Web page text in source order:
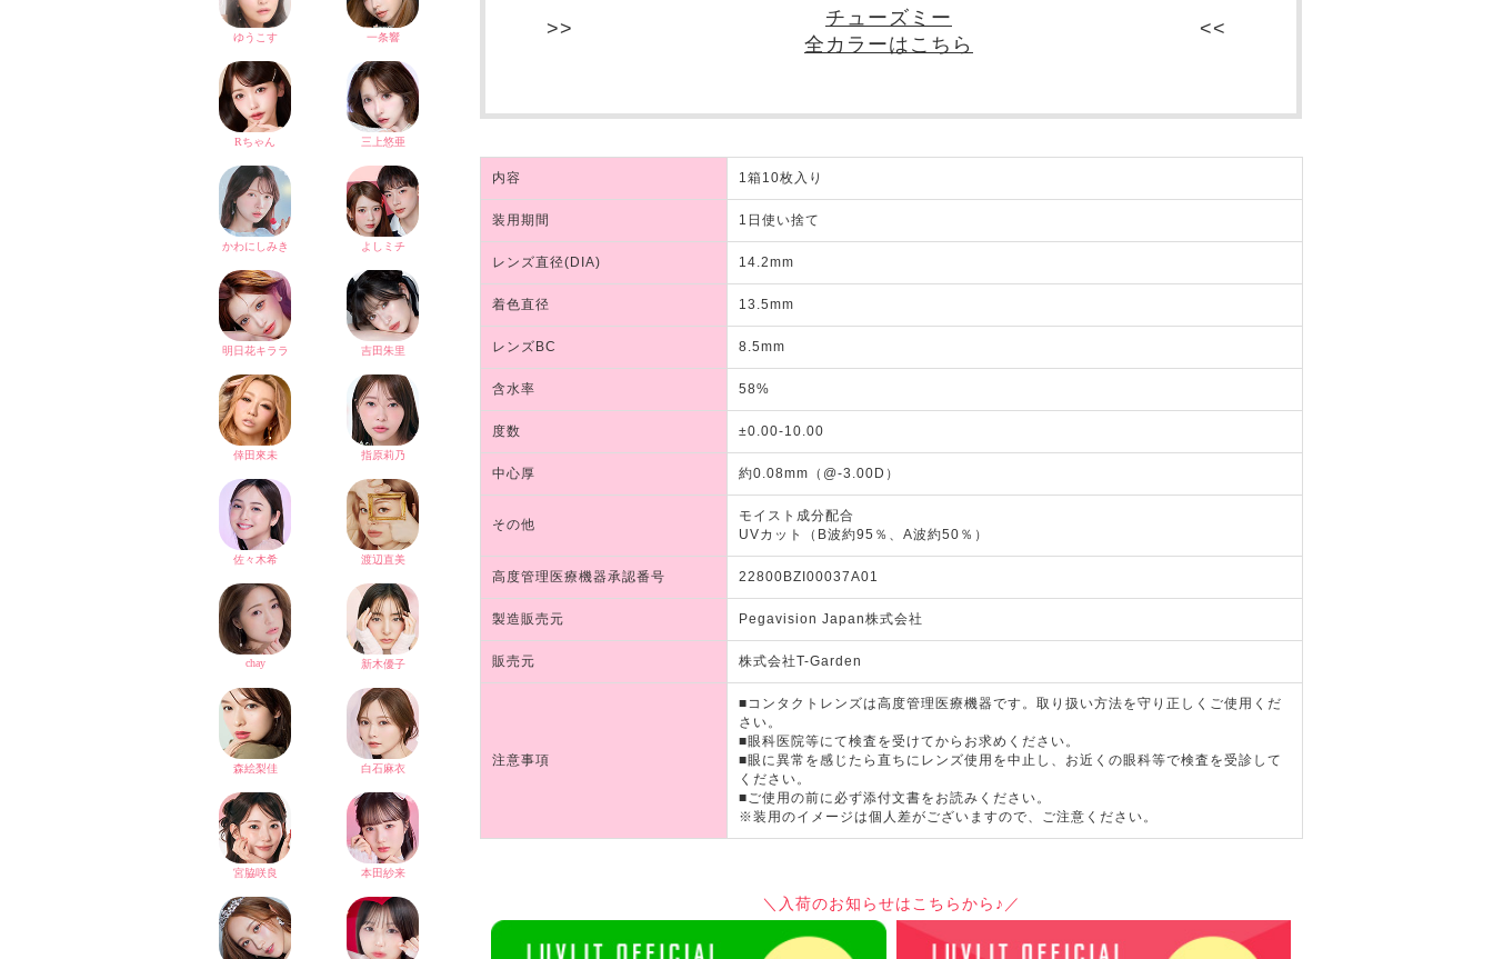
チューズミー
全カラーはこちら
内容 1箱10枚入り
装用期間 1日使い捨て
レンズ直径(DIA) 14.2mm
着色直径 13.5mm
レンズBC 8.5mm
含水率 58%
度数 ±0.00-10.00
中心厚 約0.08mm（@-3.00D）
その他
モイスト成分配合
UVカット（B波約95％、A波約50％）
高度管理医療機器承認番号 22800BZI00037A01
製造販売元 Pegavision Japan株式会社
販売元 株式会社T-Garden
注意事項
■コンタクトレンズは高度管理医療機器です。取り扱い方法を守り正しくご使用くだ
さい。
■眼科医院等にて検査を受けてからお求めください。
■眼に異常を感じたら直ちにレンズ使用を中止し、お近くの眼科等で検査を受診して
ください。
■ご使用の前に必ず添付文書をお読みください。
※装用のイメージは個人差がございますので、ご注意ください。
＼入荷のお知らせはこちらから♪／